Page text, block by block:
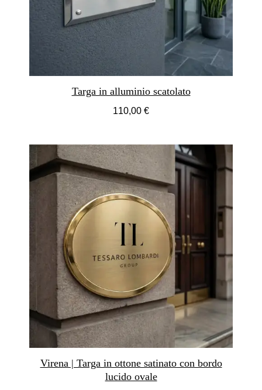
professionali per esterno in ottone , sappiamo che la
struttura scatolata è quella che produce l'impatto visivo più
immediato e duraturo. Non perché sia la più elaborata
graficamente, ma perché ha una presenza tridimensionale
che le targhe piane non possono replicare. La Orvia è
progettata per questo: per essere riconoscibile come oggetto
di qualità prima ancora di essere avvicinata.
Noi di TargheProfessionali curiamo la tua immagine.
Targa in alluminio scatolato
110,00 €
Virena | Targa in ottone satinato con bordo
lucido ovale